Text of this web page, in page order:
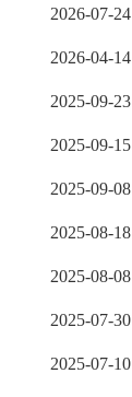
2026-07-24
2026-04-14
2025-09-23
2025-09-15
2025-09-08
2025-08-18
2025-08-08
2025-07-30
2025-07-10